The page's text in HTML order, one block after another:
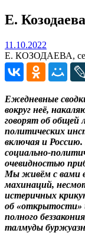
Е.
11.10.2022
Е. КОЗОДАЕВА,
Ежедневные
вокруг неё,
говорят об общей
политических
включая и
социально-
очевидностью
Мы живём с вами
махинаций,
истеричных
об «открытости»
полного
талмуды